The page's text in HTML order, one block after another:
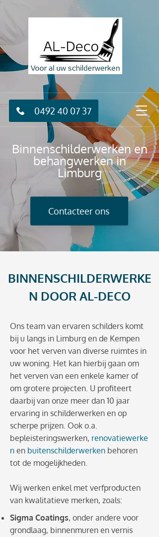
0492 40 07 37
Binnenschilderwerken en
behangwerken in
Limburg
Contacteer ons
BINNENSCHILDERWERKE
N DOOR AL-DECO
Ons team van ervaren schilders komt
bij u langs in Limburg en de Kempen
voor het verven van diverse ruimtes in
uw woning. Het kan hierbij gaan om
het verven van een enkele kamer of
om grotere projecten. U profiteert
daarbij van onze meer dan 10 jaar
ervaring in schilderwerken en op
scherpe prijzen. Ook o.a.
bepleisteringswerken, renovatiewerke
n en buitenschilderwerken behoren
tot de mogelijkheden.
Wij werken enkel met verfproducten
van kwalitatieve merken, zoals:
Sigma Coatings, onder andere voor
grondlaag, binnenmuren en vernis